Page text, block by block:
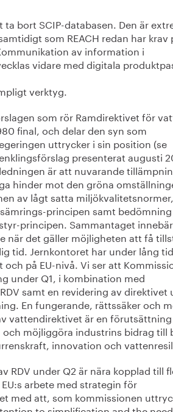
bort SCIP-databasen. Den är
som REACH redan har krav
av information i
vidare med digitala
verktyg.
som rör Ramdirektivet för
final, och delar den syn som
uttrycker i sin position (se
presenterat augusti
är att nuvarande
hinder mot den gröna
av lågt satta
principen samt bedömning
principen. Sammantaget
när det gäller möjligheten att få
tid. Jernkontoret har under lång
på EU-nivå. Vi ser att
under Q1, i kombination med
samt en revidering av direktivet
En fungerande, rättssäker och
vattendirektivet är en
möjliggöra industrins bidrag till
innovation och
RDV under Q2 är nära kopplad till
arbete med strategin för
med att, som kommissionen